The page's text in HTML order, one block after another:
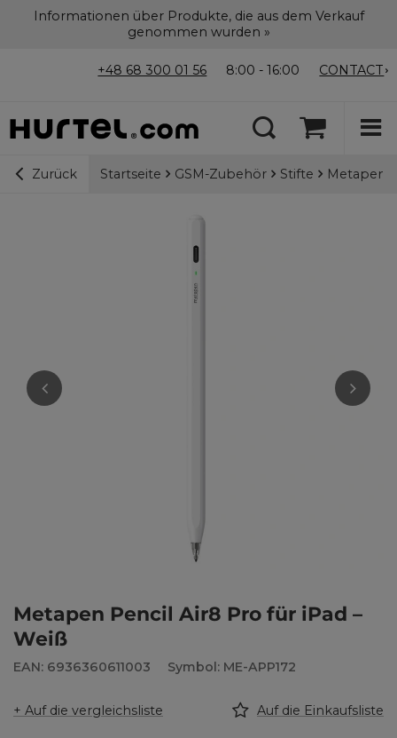
Informationen über Produkte, die aus dem Verkauf
genommen wurden »
+48 68 300 01 56 8:00 - 16:00 CONTACT
Zurück Startseite GSM-Zubehör Stifte Metapen
Metapen Pencil Air8 Pro für iPad –
Weiß
EAN: 6936360611003 Symbol: ME-APP172
+ Auf die vergleichsliste Auf die Einkaufsliste